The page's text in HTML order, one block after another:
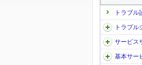
トラブル
トラブル
サービス
基本サー